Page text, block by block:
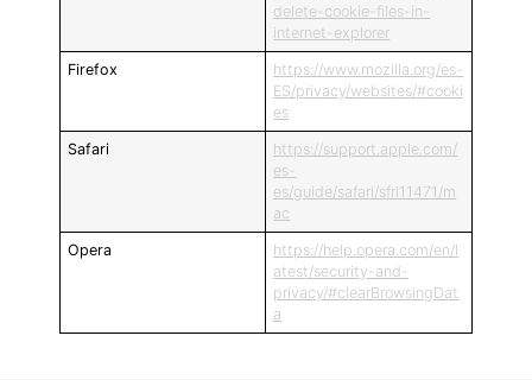
delete-cookie-files-in-
internet-explorer
Firefox
https://www.mozilla.org/es-
ES/privacy/websites/#cooki
es
Safari
https://support.apple.com/
es-
es/guide/safari/sfri11471/m
ac
Opera
https://help.opera.com/en/l
atest/security-and-
privacy/#clearBrowsingDat
a